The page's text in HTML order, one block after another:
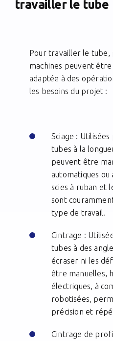
travailler le tube
Pour travailler le tube,
machines peuvent être
adaptée à des
les besoins du projet :
Sciage :
tubes à la
peuvent être
automatiques ou
scies à ruban et
sont
type de travail.
Cintrage :
tubes à des
écraser ni les
être manuelles,
électriques, à
robotisées,
précision et
Cintrage de